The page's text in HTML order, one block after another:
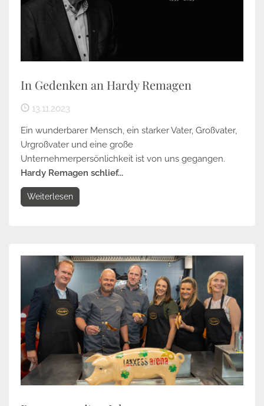
In Gedenken an Hardy Remagen
13.11.2023
Ein wunderbarer Mensch, ein starker Vater, Großvater,
Urgroßvater und eine große
Unternehmerpersönlichkeit ist von uns gegangen.
Hardy Remagen schlief...
Weiterlesen